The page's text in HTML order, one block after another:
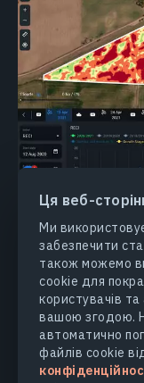
Ця веб-
Ми
забезпечити
також можемо
cookie для
користувачів
вашою згодою.
автоматично
файлів cookie
Поле сої с
Крім
Monitoring
вирощування
врожаю. Більш
протягом
сезону. Це